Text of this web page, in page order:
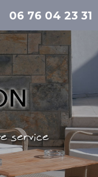
06 76 04 23 31
service